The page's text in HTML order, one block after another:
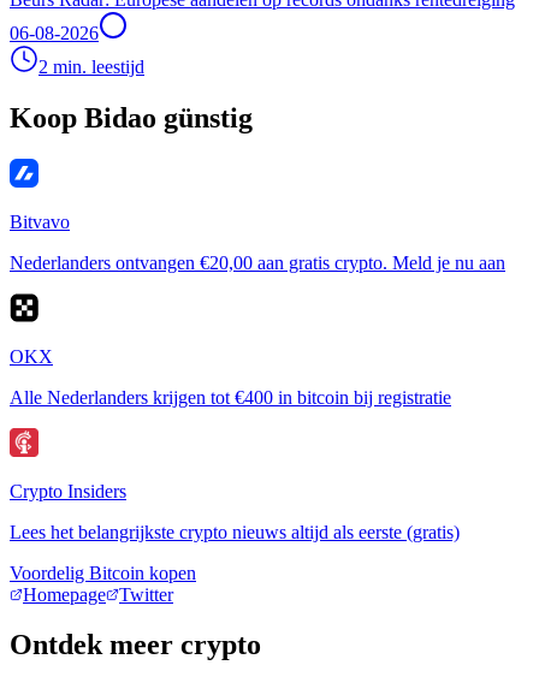
06-08-2026
2 min. leestijd
Koop Bidao günstig
Bitvavo
Nederlanders ontvangen €20,00 aan gratis crypto. Meld je nu aan
OKX
Alle Nederlanders krijgen tot €400 in bitcoin bij registratie
Crypto Insiders
Lees het belangrijkste crypto nieuws altijd als eerste (gratis)
Voordelig Bitcoin kopen
Homepage
Twitter
Ontdek meer crypto